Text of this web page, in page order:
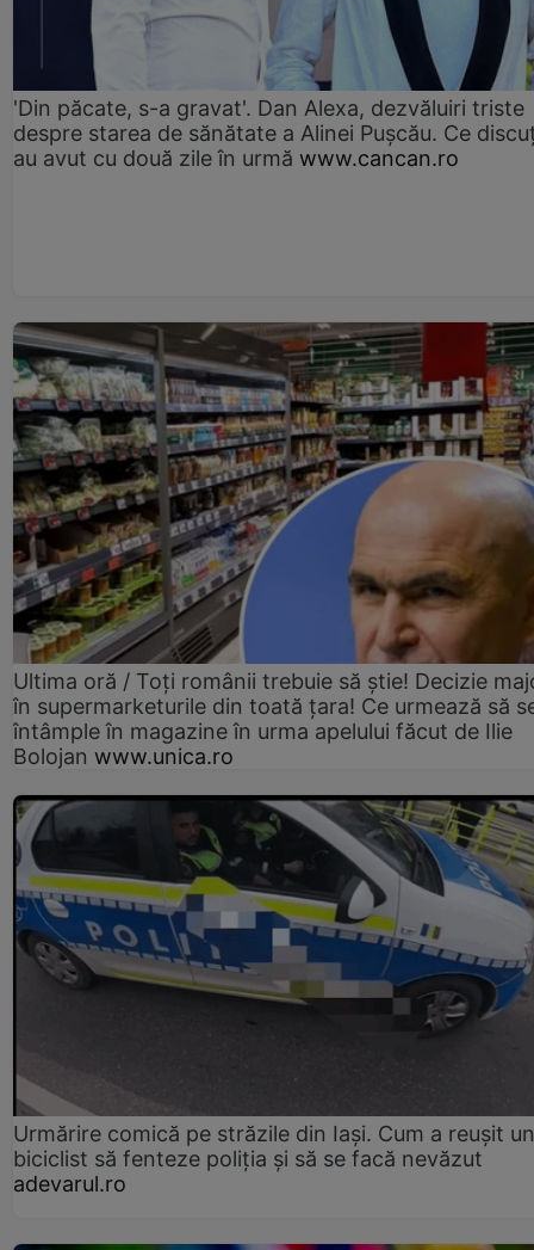
'Din păcate, s-a gravat'. Dan Alexa, dezvăluiri triste
despre starea de sănătate a Alinei Pușcău. Ce
au avut cu două zile în urmă www.cancan.ro
Ultima oră / Toți românii trebuie să știe! Decizie
în supermarketurile din toată țara! Ce urmează să
întâmple în magazine în urma apelului făcut de Ilie
Bolojan www.unica.ro
Urmărire comică pe străzile din Iași. Cum a reușit un
biciclist să fenteze poliția și să se facă nevăzut
adevarul.ro